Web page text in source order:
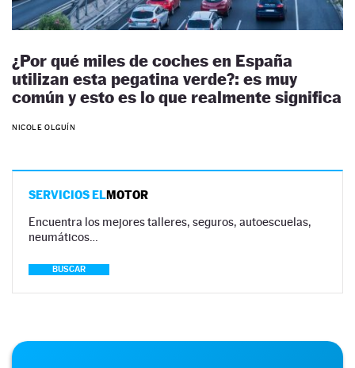
¿Por qué miles de coches en España
utilizan esta pegatina verde?: es muy
común y esto es lo que realmente significa
NICOLE OLGUÍN
SERVICIOS ELMOTOR
Encuentra los mejores talleres, seguros, autoescuelas,
neumáticos…
BUSCAR